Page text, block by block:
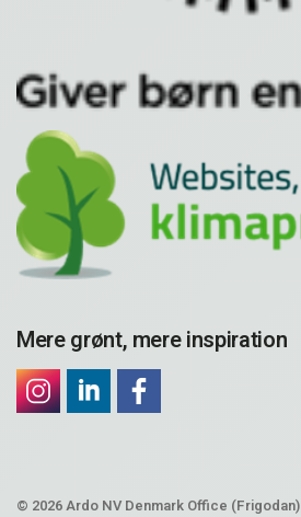
Mere grønt, mere inspiration
© 2026 Ardo NV Denmark Office (Frigodan)